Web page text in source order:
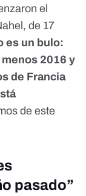
el
de 17
es un bulo:
2016 y
de Francia
de este
pasado”